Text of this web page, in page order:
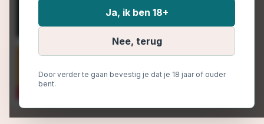
Ja, ik ben 18+
Nee, terug
Door verder te gaan bevestig je dat je 18 jaar of ouder
bent.